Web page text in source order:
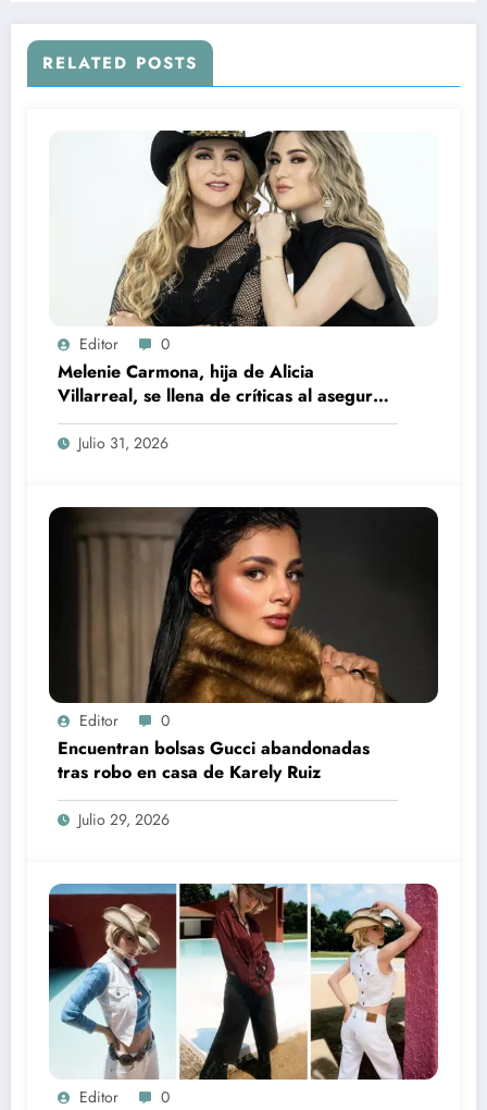
RELATED POSTS
Editor 0
Melenie Carmona, hija de Alicia
Villarreal, se llena de críticas al asegurar
que no quiere trabajar
Julio 31, 2026
Editor 0
Encuentran bolsas Gucci abandonadas
tras robo en casa de Karely Ruiz
Julio 29, 2026
Editor 0